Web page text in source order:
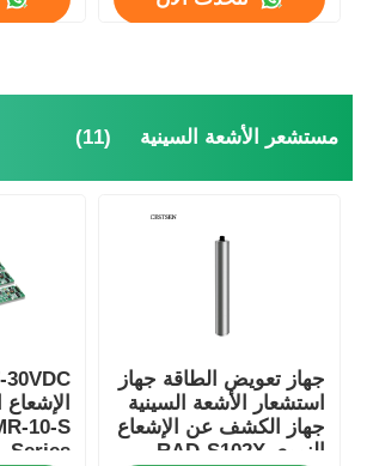
ضبط الجودة
الحالات تظهر
طلب اقتباس
مستشعر الأشعة السينية (11)
جهاز تعويض الطاقة جهاز
استشعار الأشعة السينية
جهاز الكشف عن الإشعاع
النووي RAD-S102X
10-S
Series